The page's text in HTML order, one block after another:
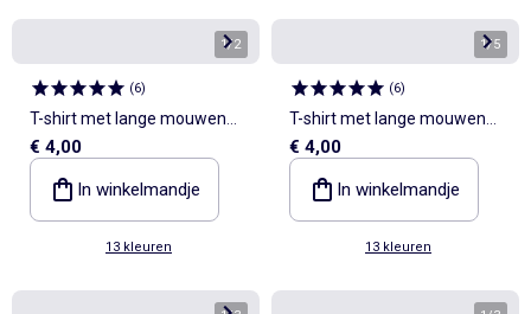
1/2
(6)
T-shirt met lange mouwen
en print
€ 4,00
In winkelmandje
13 kleuren
1/5
(6)
T-shirt met lange mouwen
en print
€ 4,00
In winkelmandje
13 kleuren